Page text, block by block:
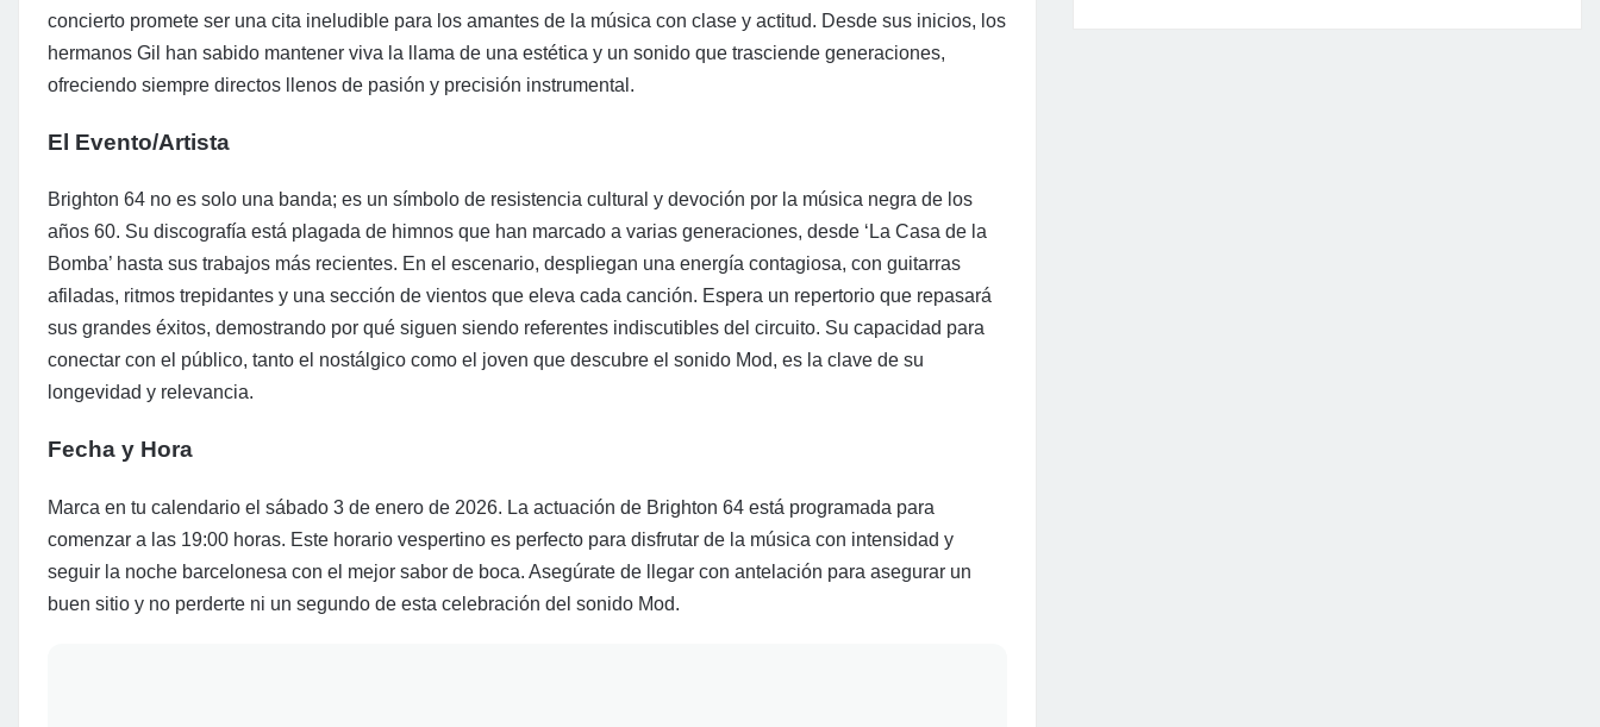
concierto promete ser una cita ineludible para los amantes de la música con clase y actitud. Desde sus inicios, los
hermanos Gil han sabido mantener viva la llama de una estética y un sonido que trasciende generaciones,
ofreciendo siempre directos llenos de pasión y precisión instrumental.
El Evento/Artista
Brighton 64 no es solo una banda; es un símbolo de resistencia cultural y devoción por la música negra de los
años 60. Su discografía está plagada de himnos que han marcado a varias generaciones, desde ‘La Casa de la
Bomba’ hasta sus trabajos más recientes. En el escenario, despliegan una energía contagiosa, con guitarras
afiladas, ritmos trepidantes y una sección de vientos que eleva cada canción. Espera un repertorio que repasará
sus grandes éxitos, demostrando por qué siguen siendo referentes indiscutibles del circuito. Su capacidad para
conectar con el público, tanto el nostálgico como el joven que descubre el sonido Mod, es la clave de su
longevidad y relevancia.
Fecha y Hora
Marca en tu calendario el sábado 3 de enero de 2026. La actuación de Brighton 64 está programada para
comenzar a las 19:00 horas. Este horario vespertino es perfecto para disfrutar de la música con intensidad y
seguir la noche barcelonesa con el mejor sabor de boca. Asegúrate de llegar con antelación para asegurar un
buen sitio y no perderte ni un segundo de esta celebración del sonido Mod.